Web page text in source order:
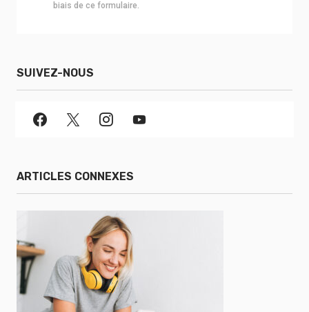
biais de ce formulaire.
SUIVEZ-NOUS
ARTICLES CONNEXES